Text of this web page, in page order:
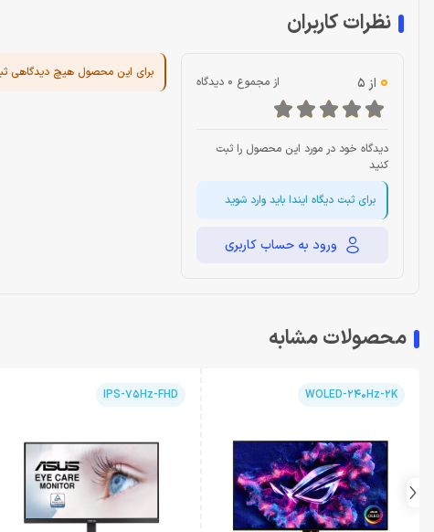
نظرات کاربران
0 از 5 از مجموع 0 دیدگاه
دیدگاه خود در مورد این محصول را ثبت
کنید
برای ثبت دیگاه ایندا باید وارد شوید
ورود به حساب کاربری
برای این محصول هیچ دیدگاهی
محصولات مشابه
WOLED-240Hz-2K
IPS-75Hz-FHD